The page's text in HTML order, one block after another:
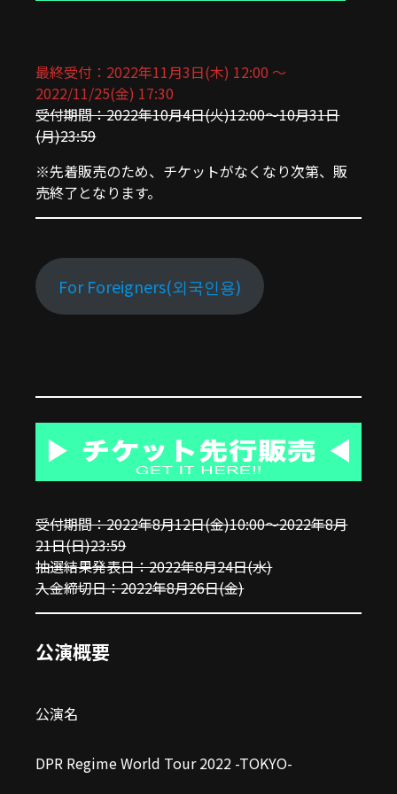
最終受付：2022年11月3日(木) 12:00 ～
2022/11/25(金) 17:30
受付期間：2022年10月4日(火)12:00〜10月31日
(月)23:59
※先着販売のため、チケットがなくなり次第、販
売終了となります。
For Foreigners(외국인용)
受付期間：2022年8月12日(金)10:00〜2022年8月
21日(日)23:59
抽選結果発表日：2022年8月24日(水)
入金締切日：2022年8月26日(金)
公演概要
公演名
DPR Regime World Tour 2022 -TOKYO-